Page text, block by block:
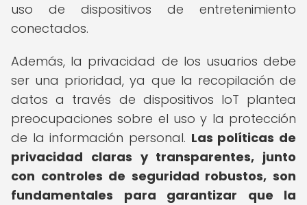
uso de dispositivos de entretenimiento
conectados.
Además, la privacidad de los usuarios debe
ser una prioridad, ya que la recopilación de
datos a través de dispositivos IoT plantea
preocupaciones sobre el uso y la protección
de la información personal. Las políticas de
privacidad claras y transparentes, junto
con controles de seguridad robustos, son
fundamentales para garantizar que la